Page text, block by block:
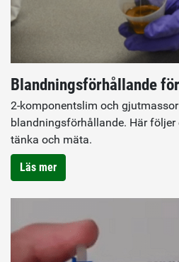
Blandningsförhållande
2-komponentslim och
blandningsförhållande. Här följer
tänka och mäta.
Läs mer